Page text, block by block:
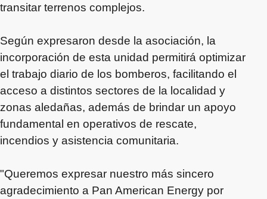
transitar terrenos complejos.
Según expresaron desde la asociación, la
incorporación de esta unidad permitirá optimizar
el trabajo diario de los bomberos, facilitando el
acceso a distintos sectores de la localidad y
zonas aledañas, además de brindar un apoyo
fundamental en operativos de rescate,
incendios y asistencia comunitaria.
"Queremos expresar nuestro más sincero
agradecimiento a Pan American Energy por